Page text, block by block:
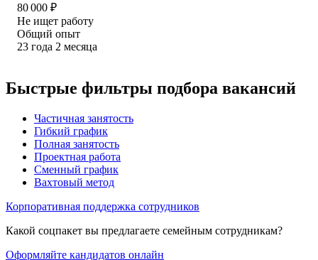
80 000 ₽
Не ищет работу
Общий опыт
23 года 2 месяца
Быстрые фильтры подбора вакансий
Частичная занятость
Гибкий график
Полная занятость
Проектная работа
Сменный график
Вахтовый метод
Корпоративная поддержка сотрудников
Какой соцпакет вы предлагаете семейным сотрудникам?
Оформляйте кандидатов онлайн